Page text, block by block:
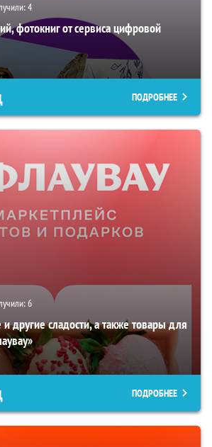
4
фотокниг от сервиса цифровой
ПОДРОБНЕЕ
6
другие сладости, а также товары для
ПОДРОБНЕЕ